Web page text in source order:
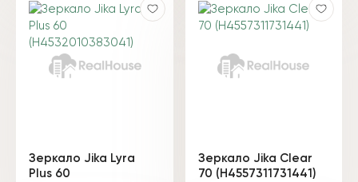
Зеркало Jika Lyra
Plus 60
Зеркало Jika Clear
70 (H4557311731441)